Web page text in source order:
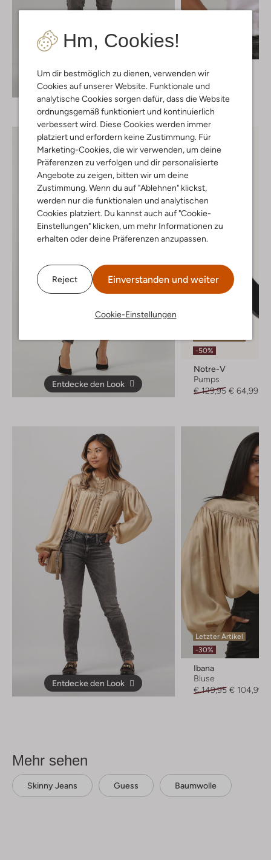
Hm, Cookies!
Um dir bestmöglich zu dienen, verwenden wir
Cookies auf unserer Website. Funktionale und
analytische Cookies sorgen dafür, dass die Website
ordnungsgemäß funktioniert und kontinuierlich
verbessert wird. Diese Cookies werden immer
platziert und erfordern keine Zustimmung. Für
Marketing-Cookies, die wir verwenden, um deine
Präferenzen zu verfolgen und dir personalisierte
Angebote zu zeigen, bitten wir um deine
Zustimmung. Wenn du auf "Ablehnen" klickst,
werden nur die funktionalen und analytischen
Cookies platziert. Du kannst auch auf "Cookie-
Einstellungen" klicken, um mehr Informationen zu
erhalten oder deine Präferenzen anzupassen.
Reject Einverstanden und weiter
Cookie-Einstellungen
Entdecke den Look
Guess
T-shirt
€ 39,95
Entdecke den Look
-50%
Notre-V
Pumps
€ 129,95 € 64,99
Entdecke den Look
Letzter Artikel
-30%
Ibana
Bluse
€ 149,95 € 104,99
Mehr sehen
Skinny Jeans Guess Baumwolle